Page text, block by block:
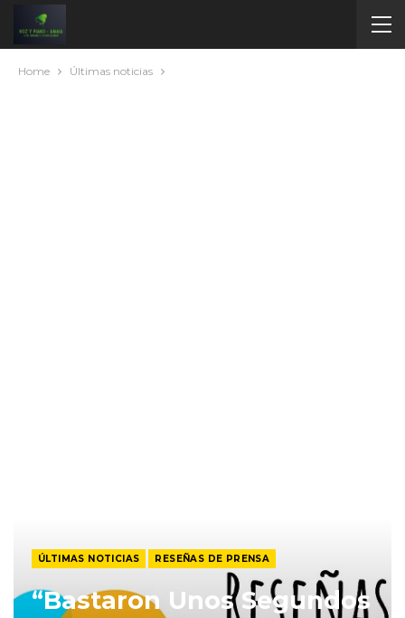
Home Últimas noticias
ÚLTIMAS NOTICIAS RESEÑAS DE PRENSA
“Bastaron Unos Segundos